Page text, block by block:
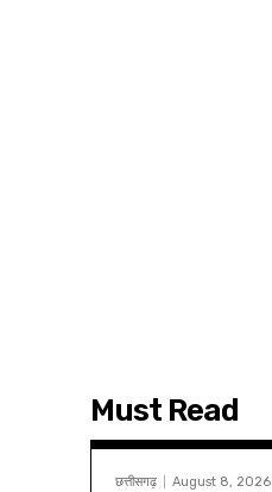
Must Read
छत्तीसगढ़ August 8, 2026